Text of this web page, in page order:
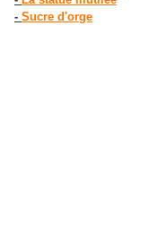
- Sucre d'orge